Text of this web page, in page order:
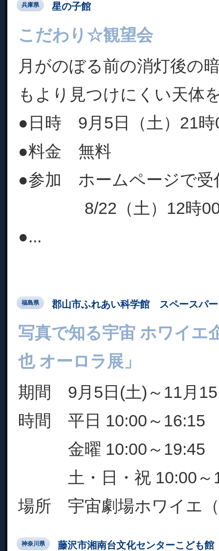
兵庫県 星の子館
こだわり☆観望会
月がのぼる前の消灯後の
もより見つけにくい天体
●日時 9月5日（土）21時
●料金 無料
●参加 ホームページで受
8/22（土）12時00
●...
福島県 郡山市ふれあい科学館 スペースパ
写真で知る宇宙 ホワイエ
也 オーロラ展」
期間 9月5日(土)～11月
時間 平日 10:00～16:15
金曜 10:00～19:45
土・日・祝 10:00～
場所 宇宙劇場ホワイエ
神奈川県 藤沢市湘南台文化センターこども館